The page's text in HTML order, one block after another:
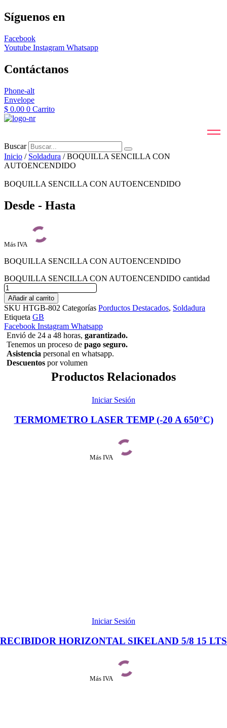
Síguenos en
Facebook
Youtube Instagram Whatsapp
Contáctanos
Phone-alt
Envelope
$ 0.00 0 Carrito
Buscar
Inicio / Soldadura / BOQUILLA SENCILLA CON
AUTOENCENDIDO
BOQUILLA SENCILLA CON AUTOENCENDIDO
Desde - Hasta
Más IVA
BOQUILLA SENCILLA CON AUTOENCENDIDO
BOQUILLA SENCILLA CON AUTOENCENDIDO cantidad
Añadir al carrito
SKU HTGB-802 Categorías Porductos Destacados, Soldadura
Etiqueta GB
Facebook Instagram Whatsapp
Envió de 24 a 48 horas, garantizado.
Tenemos un proceso de pago seguro.
Asistencia personal en whatsapp.
Descuentos por volumen
Productos Relacionados
Iniciar Sesión
TERMOMETRO LASER TEMP (-20 A 650°C)
Más IVA
Iniciar Sesión
RECIBIDOR HORIZONTAL SIKELAND 5/8 15 LTS
Más IVA